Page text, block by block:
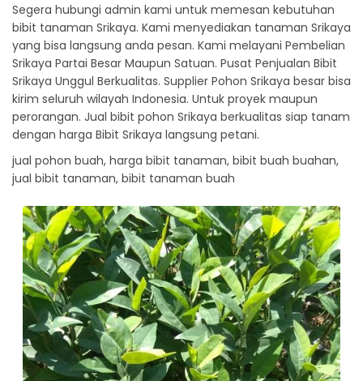
Segera hubungi admin kami untuk memesan kebutuhan
bibit tanaman Srikaya. Kami menyediakan tanaman Srikaya
yang bisa langsung anda pesan. Kami melayani Pembelian
Srikaya Partai Besar Maupun Satuan. Pusat Penjualan Bibit
Srikaya Unggul Berkualitas. Supplier Pohon Srikaya besar bisa
kirim seluruh wilayah Indonesia. Untuk proyek maupun
perorangan. Jual bibit pohon Srikaya berkualitas siap tanam
dengan harga Bibit Srikaya langsung petani.
jual pohon buah, harga bibit tanaman, bibit buah buahan,
jual bibit tanaman, bibit tanaman buah